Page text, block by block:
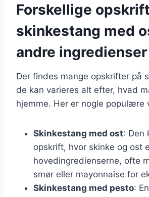
Forskellige
skinkestang med
andre ingredienser
Der findes mange opskrifter på
de kan varieres alt efter, hvad
hjemme. Her er nogle populære
Skinkestang med ost: Den
opskrift, hvor skinke og ost
hovedingredienserne, ofte
smør eller mayonnaise for
Skinkestang med pesto: